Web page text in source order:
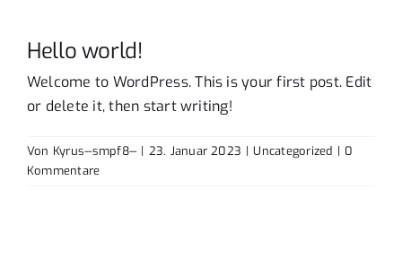
Hello world!
Welcome to WordPress. This is your first post. Edit
or delete it, then start writing!
Von Kyrus--smpf8-- | 23. Januar 2023 | Uncategorized | 0
Kommentare